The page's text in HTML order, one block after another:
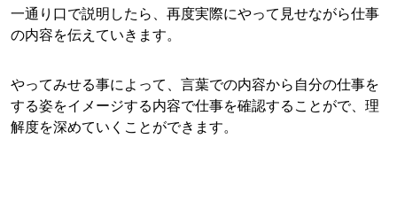
一通り口で説明したら、再度実際にやって見せながら仕事
の内容を伝えていきます。
やってみせる事によって、言葉での内容から自分の仕事を
する姿をイメージする内容で仕事を確認することがで、理
解度を深めていくことができます。